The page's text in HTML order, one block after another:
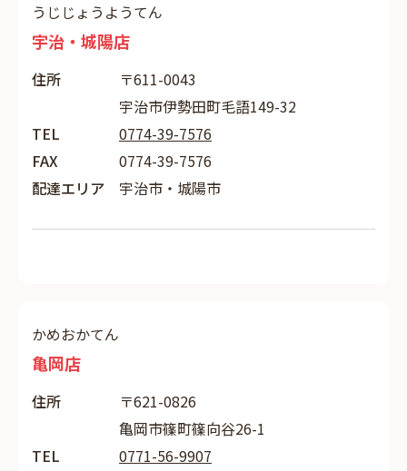
うじじょうようてん
宇治・城陽店
住所
〒611-0043
宇治市伊勢田町毛語149-32
TEL
0774-39-7576
FAX
0774-39-7576
配達エリア
宇治市・城陽市
かめおかてん
亀岡店
住所
〒621-0826
亀岡市篠町篠向谷26-1
TEL
0771-56-9907